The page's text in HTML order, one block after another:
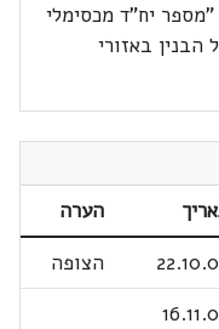
ביטול חלק מסעיף 8 בתכנית ק/316 "מספר יח"ד מכסימלי
הבנין באזורי
הערה
הצופה